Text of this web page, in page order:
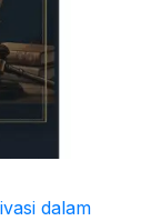
dalam